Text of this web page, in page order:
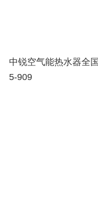
中锐空气能热水器全
5-909